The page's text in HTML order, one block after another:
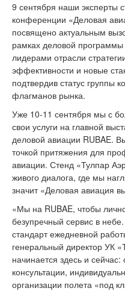
9 сентября наши эксперты
конференции «Деловая
посвящено актуальным
рамках деловой
лидерами отрасли
эффективности и новые
подтвердив статус группы
флагманов рынка.
Уже 10-11 сентября мы с
свои услуги на главной
деловой авиации RUBAE.
точкой притяжения для
авиации. Стенд «Тулпар
живого диалога, где мы
значит «Деловая авиация
«Мы на RUBAE, чтобы
безупречный сервис в
стандарт ежедневной
генеральный директор УК
начинается здесь и
консультации,
организации полета «под